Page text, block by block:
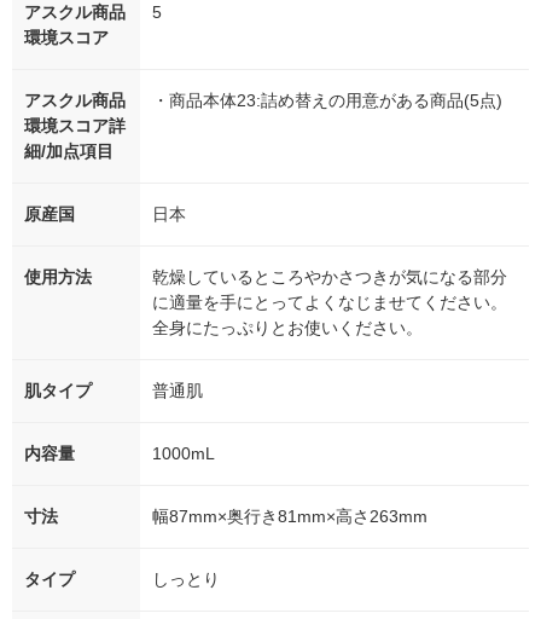
アスクル商品
環境スコア
5
アスクル商品
環境スコア詳
細/加点項目
・商品本体23:詰め替えの用意がある商品(5点)
原産国 日本
使用方法
乾燥しているところやかさつきが気になる部分
に適量を手にとってよくなじませてください。
全身にたっぷりとお使いください。
肌タイプ 普通肌
内容量 1000mL
寸法 幅87mm×奥行き81mm×高さ263mm
タイプ しっとり